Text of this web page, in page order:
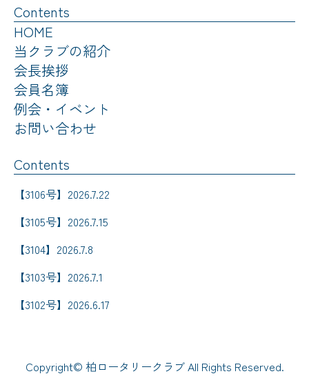
Contents
HOME
当クラブの紹介
会長挨拶
会員名簿
例会・イベント
お問い合わせ
Contents
【3106号】2026.7.22
【3105号】2026.7.15
【3104】2026.7.8
【3103号】2026.7.1
【3102号】2026.6.17
Copyright© 柏ロータリークラブ All Rights Reserved.